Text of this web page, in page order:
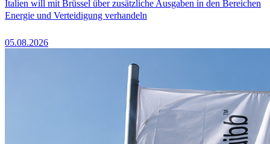
Italien will mit Brüssel über zusätzliche Ausgaben in den Bereichen
Energie und Verteidigung verhandeln
05.08.2026